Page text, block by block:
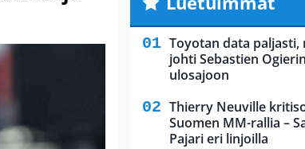
Toyotan data paljasti,
johti Sebastien
ulosajoon
Thierry Neuville
Suomen MM-rallia –
Pajari eri linjoilla